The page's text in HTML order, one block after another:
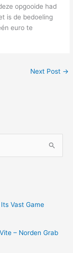
opgooide had
is de bedoeling
euro te
Next Post →
Vast Game
– Norden Grab